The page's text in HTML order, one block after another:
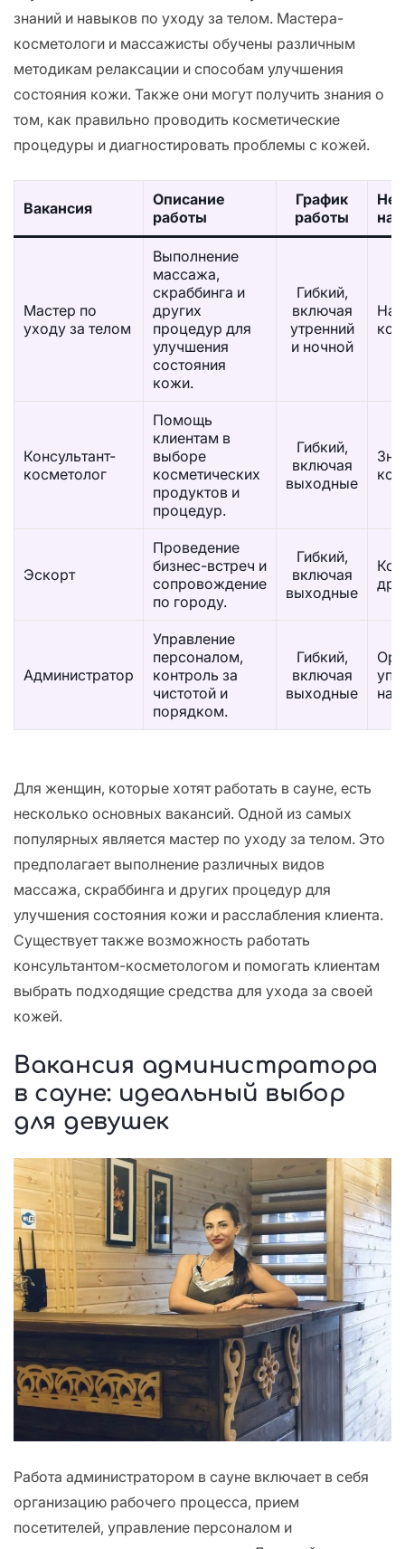
знаний и навыков по уходу за телом. Мастера-
косметологи и массажисты обучены различным
методикам релаксации и способам улучшения
состояния кожи. Также они могут получить знания о
том, как правильно проводить косметические
процедуры и диагностировать проблемы с кожей.
Вакансия
Описание
работы
График
работы
Мастер по
уходу за телом
Выполнение
массажа,
скраббинга и
других
процедур для
улучшения
состояния
кожи.
Гибкий,
включая
утренний
и ночной
Консультант-
косметолог
Помощь
клиентам в
выборе
косметических
продуктов и
процедур.
Гибкий,
включая
выходные
Эскорт
Проведение
бизнес-встреч и
сопровождение
по городу.
Гибкий,
включая
выходные
Администратор
Управление
персоналом,
контроль за
чистотой и
порядком.
Гибкий,
включая
выходные
Для женщин, которые хотят работать в сауне, есть
несколько основных вакансий. Одной из самых
популярных является мастер по уходу за телом. Это
предполагает выполнение различных видов
массажа, скраббинга и других процедур для
улучшения состояния кожи и расслабления клиента.
Существует также возможность работать
консультантом-косметологом и помогать клиентам
выбрать подходящие средства для ухода за своей
кожей.
Вакансия администратора
в сауне: идеальный выбор
для девушек
Работа администратором в сауне включает в себя
организацию рабочего процесса, прием
посетителей, управление персоналом и